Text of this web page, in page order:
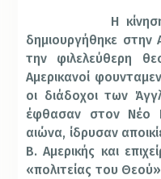
Η
δημιουργήθηκε στην
την φιλελεύθερη
Αμερικανοί
οι διάδοχοι των
έφθασαν στον Νέο
αιώνα, ίδρυσαν
Β. Αμερικής και
«πολιτείας του